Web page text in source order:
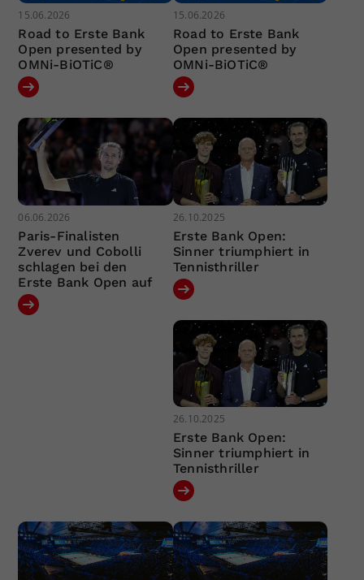
15.06.2026
Road to Erste Bank
Open presented by
OMNi-BiOTiC®
15.06.2026
Road to Erste Bank
Open presented by
OMNi-BiOTiC®
06.06.2026
Paris-Finalisten
Zverev und Cobolli
schlagen bei den
Erste Bank Open auf
26.10.2025
Erste Bank Open:
Sinner triumphiert in
Tennisthriller
26.10.2025
Erste Bank Open:
Sinner triumphiert in
Tennisthriller